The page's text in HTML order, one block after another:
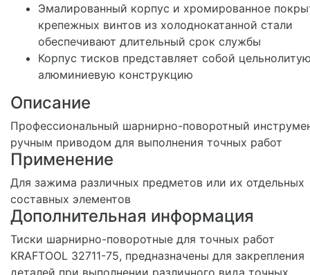
Эмалированный корпус и хромированное
крепежных винтов из холоднокатанной стали
обеспечивают длительный срок службы
Корпус тисков представляет собой
алюминиевую конструкцию
Описание
Профессиональный шарнирно-поворотный
ручным приводом для выполнения точных работ
Применение
Для зажима различных предметов или их отдельных
составных элементов
Дополнительная информация
Тиски шарнирно-поворотные для точных работ
KRAFTOOL 32711-75, предназначены для закрепления
деталей при выполнении различного вида точных